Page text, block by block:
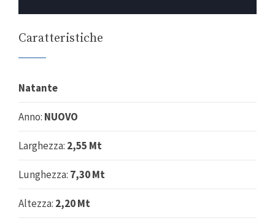
Caratteristiche
Natante
Anno: NUOVO
Larghezza: 2,55 Mt
Lunghezza: 7,30 Mt
Altezza: 2,20 Mt